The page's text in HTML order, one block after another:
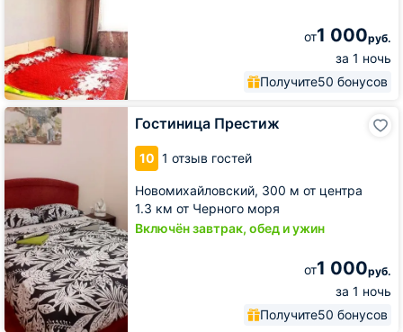
от1 000руб.
за 1 ночь
Получите50 бонусов
Гостиница Престиж
10 1 отзыв гостей
Новомихайловский, 300 м от центра
1.3 км от Черного моря
Включён завтрак, обед и ужин
от1 000руб.
за 1 ночь
Получите50 бонусов
Гостиница
Престиж